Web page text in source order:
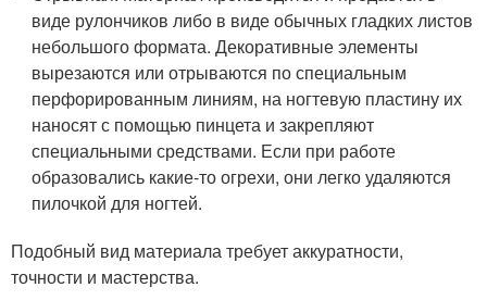
виде рулончиков либо в виде обычных гладких листов
небольшого формата. Декоративные элементы
вырезаются или отрываются по специальным
перфорированным линиям, на ногтевую пластину их
наносят с помощью пинцета и закрепляют
специальными средствами. Если при работе
образовались какие-то огрехи, они легко удаляются
пилочкой для ногтей.
Подобный вид материала требует аккуратности,
точности и мастерства.